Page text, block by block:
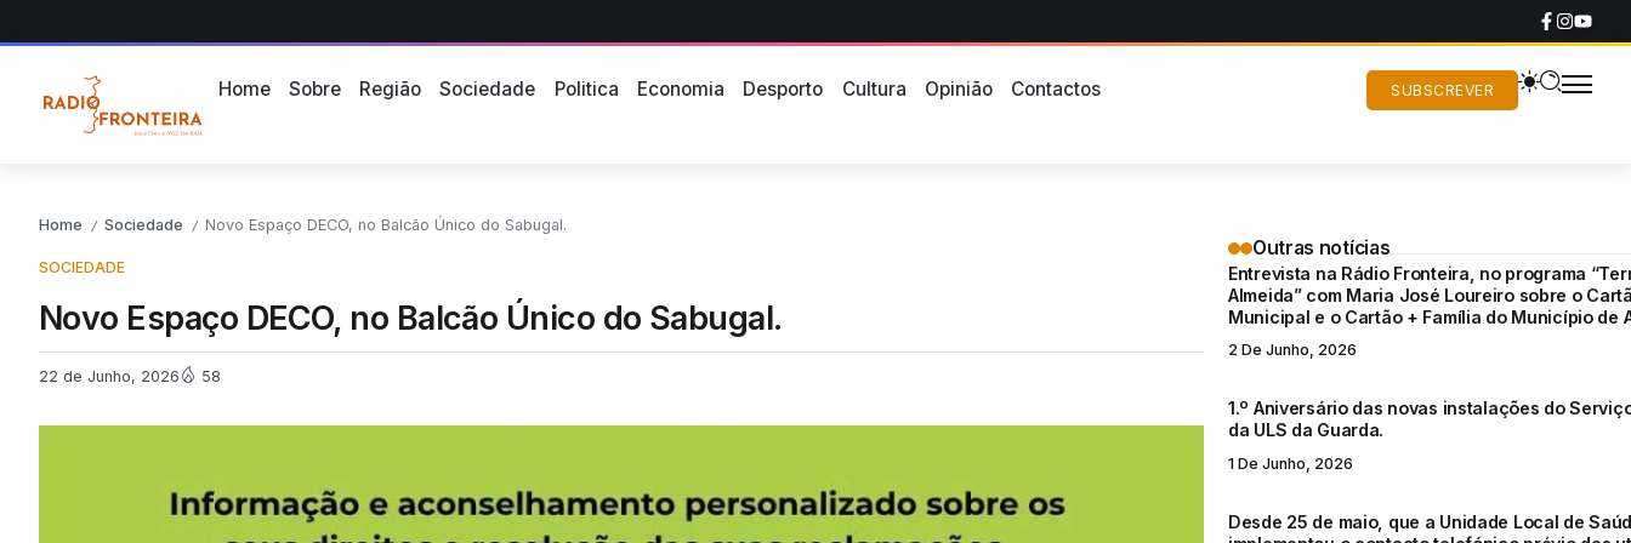
Home Sobre Região Sociedade Politica Economia Desporto Cultura Opinião Contactos SUBSCREVER
Home / Sociedade / Novo Espaço DECO, no Balcão Único do Sabugal.
SOCIEDADE
Novo Espaço DECO, no Balcão Único do Sabugal.
22 de Junho, 2026 58
Outras notícias
Entrevista na Rádio Fronteira, no programa
Almeida” com Maria José Loureiro sobre o
Municipal e o Cartão + Família do Município de
2 De Junho, 2026
1.º Aniversário das novas instalações do
da ULS da Guarda.
1 De Junho, 2026
Desde 25 de maio, que a Unidade Local de